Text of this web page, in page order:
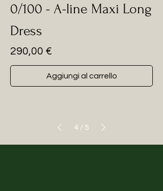
0/100 - A-line Maxi Long
Dress
Prezzo
290,00 €
Aggiungi al carrello
4 / 5